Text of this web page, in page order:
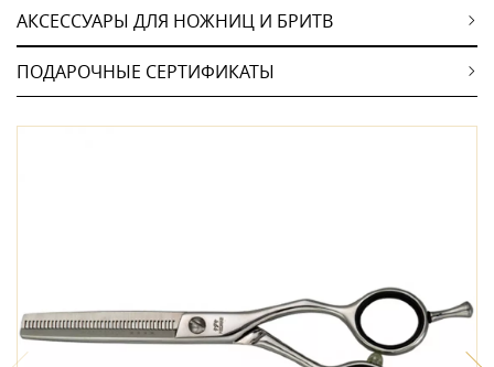
АКСЕССУАРЫ ДЛЯ НОЖНИЦ И БРИТВ
ПОДАРОЧНЫЕ СЕРТИФИКАТЫ